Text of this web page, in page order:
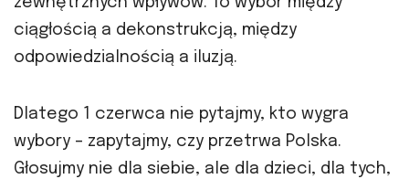
ciągłością a dekonstrukcją, między
odpowiedzialnością a iluzją.
Dlatego 1 czerwca nie pytajmy, kto wygra
wybory – zapytajmy, czy przetrwa Polska.
Głosujmy nie dla siebie, ale dla dzieci, dla tych,